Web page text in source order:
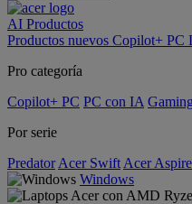
AI Productos
Productos nuevos Copilot+ PC
Pro categoría
Copilot+ PC PC con IA Gaming
Por serie
Predator Acer Swift Acer Aspire
Windows